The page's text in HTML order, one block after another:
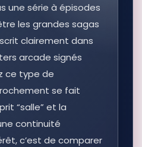
une série à épisodes
les grandes sagas
clairement dans
arcade signés
ce type de
se fait
“salle” et la
continuité
c’est de comparer